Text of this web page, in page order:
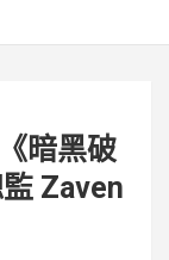
暗黑破
Zaven